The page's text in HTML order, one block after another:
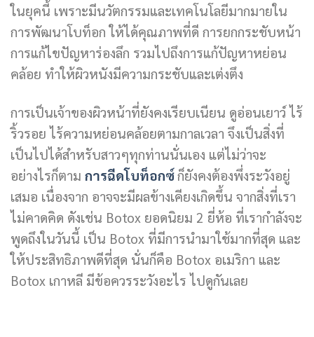
ในยุคนี้ เพราะมีนวัตกรรมและเทคโนโลยีมากมายใน
การพัฒนาโบท็อก ให้ได้คุณภาพที่ดี การยกกระชับหน้า
การแก้ไขปัญหาร่องลึก รวมไปถึงการแก้ปัญหาหย่อน
คล้อย ทำให้ผิวหนังมีความกระชับและเต่งตึง
การเป็นเจ้าของผิวหน้าที่ยังคงเรียบเนียน ดูอ่อนเยาว์ ไร้
ริ้วรอย ไร้ความหย่อนคล้อยตามกาลเวลา จึงเป็นสิ่งที่
เป็นไปได้สำหรับสาวๆทุกท่านนั่นเอง แต่ไม่ว่าจะ
อย่างไรก็ตาม การฉีดโบท็อกซ์ก็ยังคงต้องพึ่งระวังอยู่
เสมอ เนื่องจาก อาจจะมีผลข้างเคียงเกิดขึ้น จากสิ่งที่เรา
ไม่คาดคิด ดังเช่น Botox ยอดนิยม 2 ยี่ห้อ ที่เรากำลังจะ
พูดถึงในวันนี้ เป็น Botox ที่มีการนำมาใช้มากที่สุด และ
ให้ประสิทธิภาพดีที่สุด นั่นก็คือ Botox อเมริกา และ
Botox เกาหลี มีข้อควรระวังอะไร ไปดูกันเลย